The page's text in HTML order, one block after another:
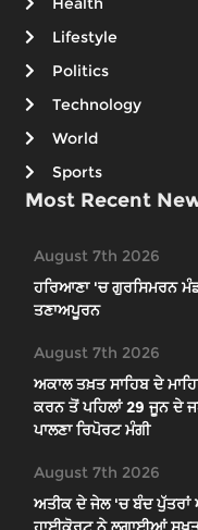
Lifestyle
Politics
Technology
World
Sports
Most Recent
August 7th 2026
ਹਰਿਆਣਾ 'ਚ ਗੁਰਸਿਮਰਨ
ਤਣਾਅਪੂਰਨ
August 7th 2026
ਅਕਾਲ ਤਖ਼ਤ ਸਾਹਿਬ ਦੇ
ਕਰਨ ਤੋਂ ਪਹਿਲਾਂ 29 ਜੂਨ ਦੇ
ਪਾਲਣਾ ਰਿਪੋਰਟ ਮੰਗੀ
August 7th 2026
ਅਤੀਕ ਦੇ ਜੇਲ 'ਚ ਬੰਦ ਪੁੱਤਰਾਂ